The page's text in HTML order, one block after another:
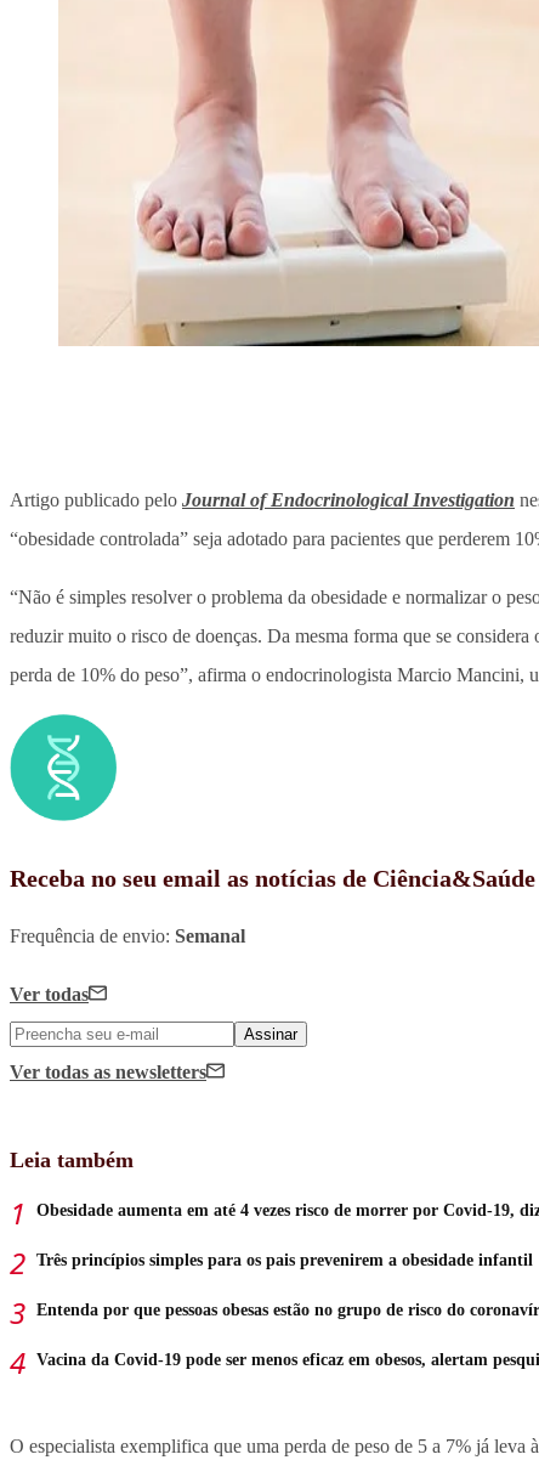
Artigo publicado pelo Journal of Endocrinological Investigation
“obesidade controlada” seja adotado para pacientes que perderem
“Não é simples resolver o problema da obesidade e normalizar o
reduzir muito o risco de doenças. Da mesma forma que se considera
perda de 10% do peso”, afirma o endocrinologista Marcio Mancini,
Receba no seu email as notícias de Ciência&Saúde
Frequência de envio: Semanal
Ver todas
Assinar
Ver todas as newsletters
Leia também
Obesidade aumenta em até 4 vezes risco de morrer por Covid-19,
Três princípios simples para os pais prevenirem a obesidade infantil
Entenda por que pessoas obesas estão no grupo de risco do
Vacina da Covid-19 pode ser menos eficaz em obesos, alertam
O especialista exemplifica que uma perda de peso de 5 a 7% já leva